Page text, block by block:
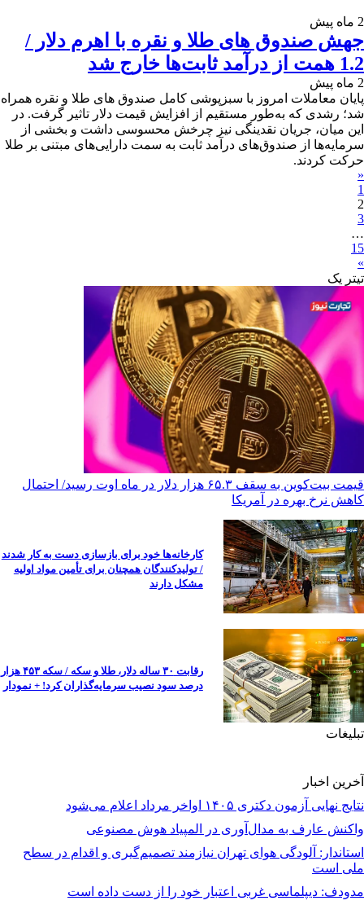
2 ماه پیش
جهش صندوق های طلا و نقره با اهرم دلار /
1.2 همت از درآمد ثابت‌ها خارج شد
2 ماه پیش
پایان معاملات امروز با سبزپوشی کامل صندوق های طلا و نقره همراه
شد؛ رشدی که به‌طور مستقیم از افزایش قیمت دلار تاثیر گرفت. در
این میان، جریان نقدینگی نیز چرخش محسوسی داشت و بخشی از
سرمایه‌ها از صندوق‌های درآمد ثابت به سمت دارایی‌های مبتنی بر طلا
حرکت کردند.
«
1
2
3
…
15
»
تیترِ یک
قیمت بیت‌کوین به سقف ۶۵.۳ هزار دلار در ماه اوت رسید/ احتمال
کاهش نرخ بهره در آمریکا
کارخانه‌ها خود برای بازسازی دست به کار شدند
/ تولیدکنندگان همچنان برای تأمین مواد اولیه
مشکل دارند
رقابت ۳۰ ساله دلار، طلا و سکه / سکه ۴۵۳ هزار
درصد سود نصیب سرمایه‌گذاران کرد! + نمودار
تبلیغات
آخرین اخبار
نتایج نهایی آزمون دکتری ۱۴۰۵ اواخر مرداد اعلام می‌شود
واکنش عارف به مدال‌آوری در المپیاد هوش مصنوعی
استاندار: آلودگی هوای تهران نیازمند تصمیم‌گیری و اقدام در سطح
ملی است
مدودف: دیپلماسی غربی اعتبار خود را از دست داده است